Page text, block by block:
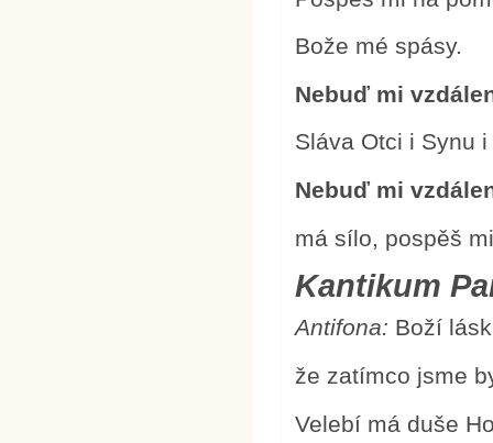
Bože mé spásy.
Nebuď mi
Sláva Otci i Synu
Nebuď mi
má sílo, pospěš
Kantikum
Antifona: Boží
že zatímco jsme
Velebí má duše